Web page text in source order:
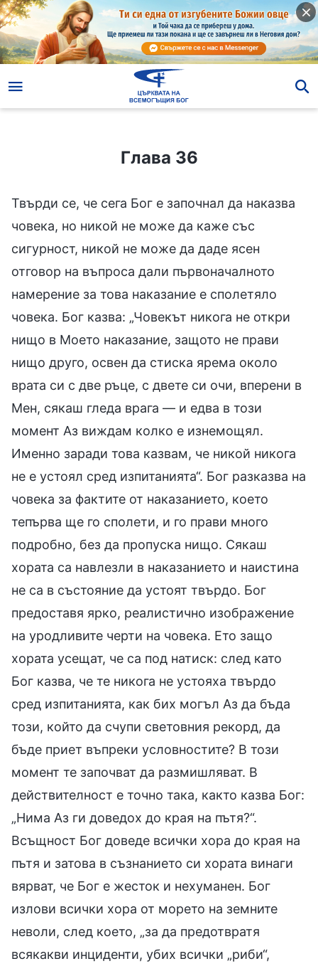
Глава 36
Твърди се, че сега Бог е започнал да наказва
човека, но никой не може да каже със
сигурност, никой не може да даде ясен
отговор на въпроса дали първоначалното
намерение за това наказание е сполетяло
човека. Бог казва: „Човекът никога не откри
нищо в Моето наказание, защото не прави
нищо друго, освен да стиска ярема около
врата си с две ръце, с двете си очи, вперени в
Мен, сякаш гледа врага — и едва в този
момент Аз виждам колко е изнемощял.
Именно заради това казвам, че никой никога
не е устоял сред изпитанията“. Бог разказва на
човека за фактите от наказанието, което
тепърва ще го сполети, и го прави много
подробно, без да пропуска нищо. Сякаш
хората са навлезли в наказанието и наистина
не са в състояние да устоят твърдо. Бог
предоставя ярко, реалистично изображение
на уродливите черти на човека. Ето защо
хората усещат, че са под натиск: след като
Бог казва, че те никога не устояха твърдо
сред изпитанията, как бих могъл Аз да бъда
този, който да счупи световния рекорд, да
бъде приет въпреки условностите? В този
момент те започват да размишляват. В
действителност е точно така, както казва Бог:
„Нима Аз ги доведох до края на пътя?“.
Всъщност Бог доведе всички хора до края на
пътя и затова в съзнанието си хората винаги
вярват, че Бог е жесток и нехуманен. Бог
излови всички хора от морето на земните
неволи, след което, „за да предотвратя
всякакви инциденти, убих всички „риби“,